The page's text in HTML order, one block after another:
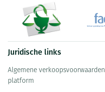
Juridische links
Algemene verkoopsvoorwaarden
platform